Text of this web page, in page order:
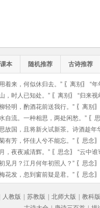
本 随机推荐 古诗推荐
着来，何似休归去。” 〖 离别 〗 “
，时人已知处。” 〖 离别 〗 “归来
轻明，酌酒花前送我行。” 〖 离别 〗
自流。一种相思，两处闲愁。” 〖
故国，且将新火试新茶。诗酒趁年
有芳，怀佳人兮不能忘。” 〖 思念〗
，夜夜减清辉。” 〖 思念〗 “云中
见月？江月何年初照人？” 〖 思念〗
花发，忽到窗前疑是君。” 〖 思念〗
人教版 苏教版 北师大版 教科版